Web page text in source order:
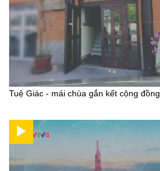
Tuệ Giác - mái chùa gắn kết cộng đồng